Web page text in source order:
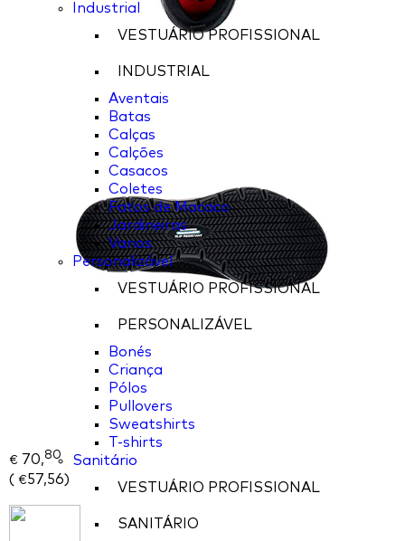
Industrial
VESTUÁRIO PROFISSIONAL
INDUSTRIAL
Aventais
Batas
Calças
Calções
Casacos
Coletes
Fatos de Macaco
Jardineiras
Varios
Personalizável
VESTUÁRIO PROFISSIONAL
PERSONALIZÁVEL
Bonés
Criança
Pólos
Pullovers
Sweatshirts
T-shirts
Sanitário
VESTUÁRIO PROFISSIONAL
SANITÁRIO
€ 70,80
( €57,56)